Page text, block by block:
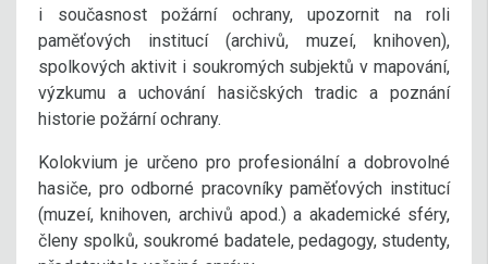
i současnost požární ochrany, upozornit na roli
paměťových institucí (archivů, muzeí, knihoven),
spolkových aktivit i soukromých subjektů v mapování,
výzkumu a uchování hasičských tradic a poznání
historie požární ochrany.
Kolokvium je určeno pro profesionální a dobrovolné
hasiče, pro odborné pracovníky paměťových institucí
(muzeí, knihoven, archivů apod.) a akademické sféry,
členy spolků, soukromé badatele, pedagogy, studenty,